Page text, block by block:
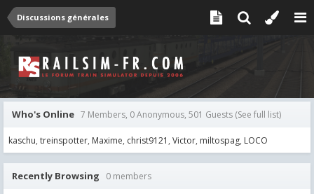
Discussions générales
Who's Online 7 Members, 0 Anonymous, 501 Guests (See full list)
kaschu treinspotter Maxime christ9121 Victor miltospag LOCO
Recently Browsing 0 members